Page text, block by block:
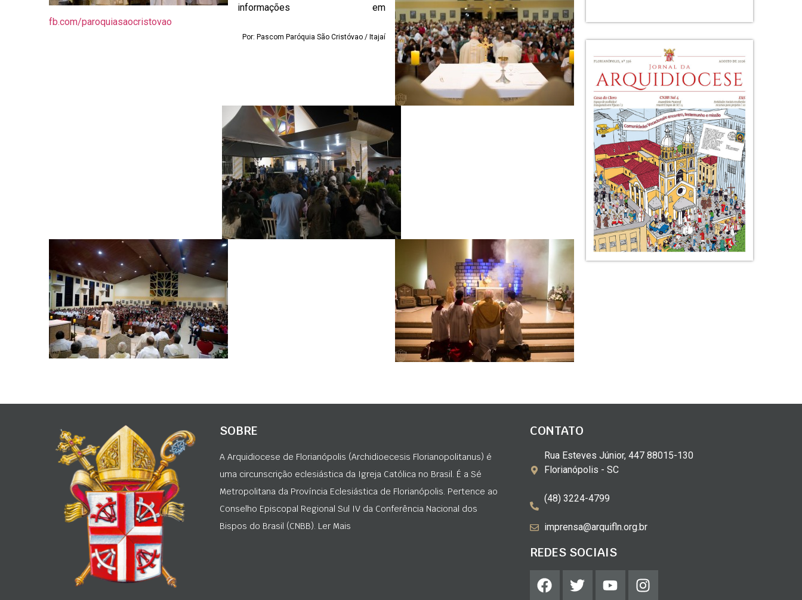
informações em
fb.com/paroquiasaocristovao
Por: Pascom Paróquia São Cristóvao / Itajaí
SOBRE
A Arquidiocese de Florianópolis (Archidioecesis Florianopolitanus) é
uma circunscrição eclesiástica da Igreja Católica no Brasil. É a Sé
Metropolitana da Província Eclesiástica de Florianópolis. Pertence ao
Conselho Episcopal Regional Sul IV da Conferência Nacional dos
Bispos do Brasil (CNBB). Ler Mais
CONTATO
Rua Esteves Júnior, 447 88015-130
Florianópolis - SC
(48) 3224-4799
imprensa@arquifln.org.br
REDES SOCIAIS